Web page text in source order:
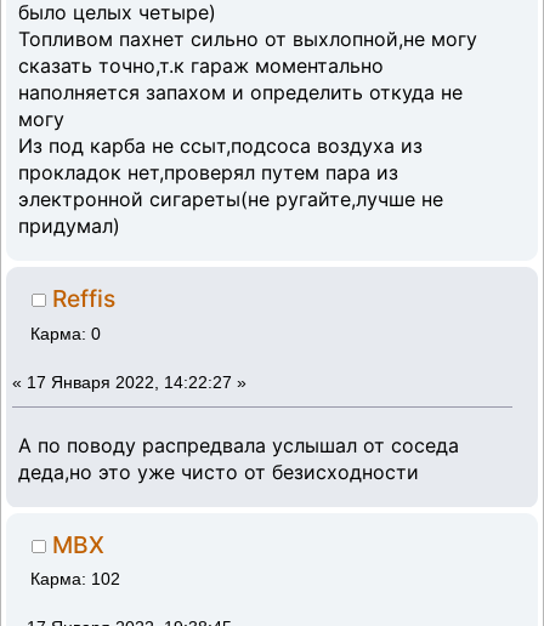
было целых четыре)
Топливом пахнет сильно от выхлопной,не могу
сказать точно,т.к гараж моментально
наполняется запахом и определить откуда не
могу
Из под карба не ссыт,подсоса воздуха из
прокладок нет,проверял путем пара из
электронной сигареты(не ругайте,лучше не
придумал)
Reffis
Карма: 0
« 17 Января 2022, 14:22:27 »
А по поводу распредвала услышал от соседа
деда,но это уже чисто от безисходности
MBX
Карма: 102